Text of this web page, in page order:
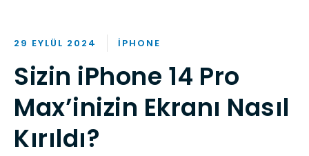
29 EYLÜL 2024 IPHONE
Sizin iPhone 14 Pro
Max’inizin Ekranı Nasıl
Kırıldı?